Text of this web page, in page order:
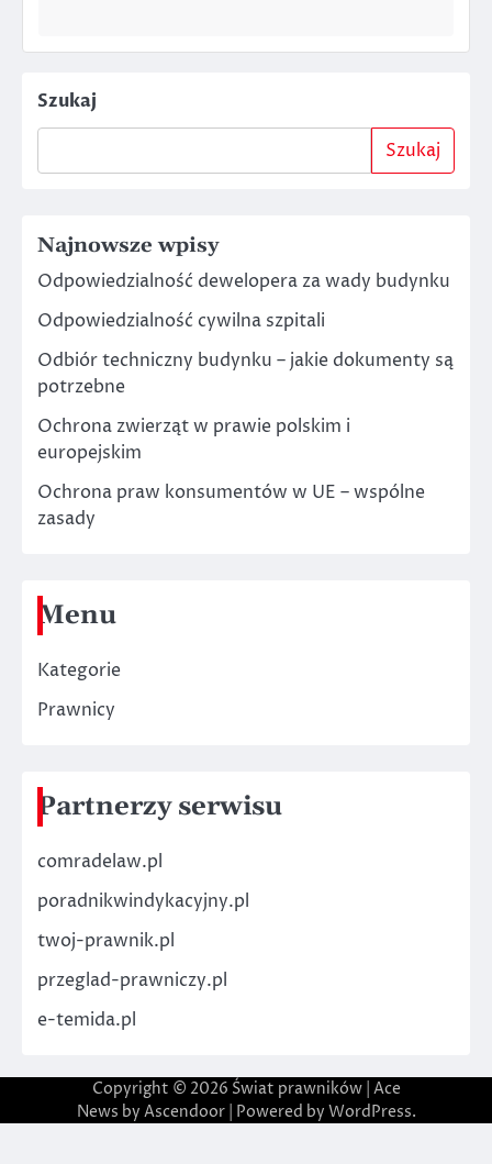
Szukaj
Szukaj
Najnowsze wpisy
Odpowiedzialność dewelopera za wady budynku
Odpowiedzialność cywilna szpitali
Odbiór techniczny budynku – jakie dokumenty są
potrzebne
Ochrona zwierząt w prawie polskim i
europejskim
Ochrona praw konsumentów w UE – wspólne
zasady
Menu
Kategorie
Prawnicy
Partnerzy serwisu
comradelaw.pl
poradnikwindykacyjny.pl
twoj-prawnik.pl
przeglad-prawniczy.pl
e-temida.pl
Copyright © 2026 Świat prawników| Ace
News by Ascendoor| Powered by WordPress.